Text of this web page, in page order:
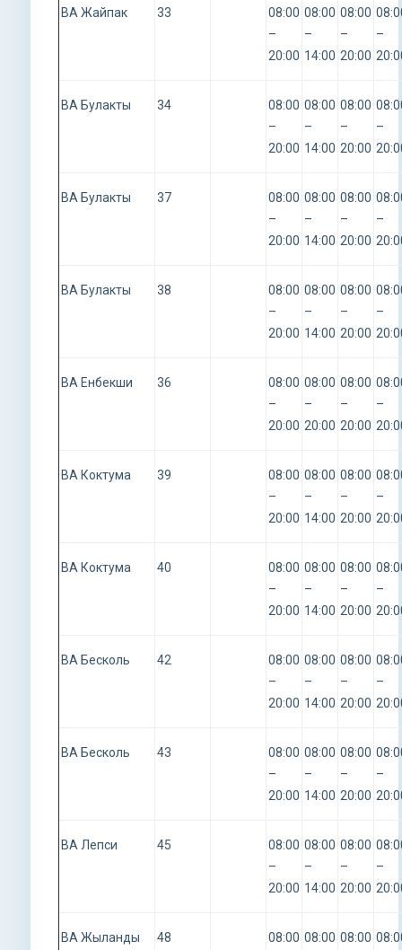
ВА Жайпак 33
08:00
–
20:00
08:00
–
14:00
08:00
–
20:00
–
ВА Булакты 34
08:00
–
20:00
08:00
–
14:00
08:00
–
20:00
–
ВА Булакты 37
08:00
–
20:00
08:00
–
14:00
08:00
–
20:00
–
ВА Булакты 38
08:00
–
20:00
08:00
–
14:00
08:00
–
20:00
–
ВА Енбекши 36
08:00
–
20:00
08:00
–
20:00
08:00
–
20:00
–
ВА Коктума 39
08:00
–
20:00
08:00
–
14:00
08:00
–
20:00
–
ВА Коктума 40
08:00
–
20:00
08:00
–
14:00
08:00
–
20:00
–
ВА Бесколь 42
08:00
–
20:00
08:00
–
14:00
08:00
–
20:00
–
ВА Бесколь 43
08:00
–
20:00
08:00
–
14:00
08:00
–
20:00
–
ВА Лепси 45
08:00
–
20:00
08:00
–
14:00
08:00
–
20:00
–
ВА Жыланды 48
08:00 08:00 08:00